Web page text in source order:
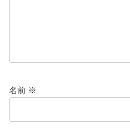
名前 ※